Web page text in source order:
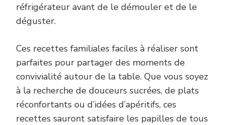
réfrigérateur avant de le démouler et de le
déguster.
Ces recettes familiales faciles à réaliser sont
parfaites pour partager des moments de
convivialité autour de la table. Que vous soyez
à la recherche de douceurs sucrées, de plats
réconfortants ou d’idées d’apéritifs, ces
recettes sauront satisfaire les papilles de tous